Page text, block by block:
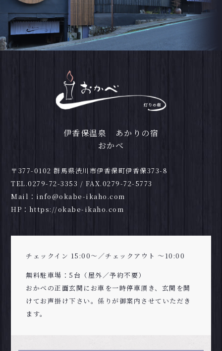
伊香保温泉 あかりの宿
おかべ
〒377-0102 群馬県渋川市伊香保町伊香保373-8
TEL.0279-72-3353 / FAX.0279-72-5773
Mail： info@okabe-ikaho.com
HP： https://okabe-ikaho.com
チェックイン 15:00～／チェックアウト ～10:00
無料駐車場：5台（屋外／予約不要）
おかべの正面玄関にお車を一時停車頂き、玄関を開
けてお声掛け下さい。係りが御案内させていただき
ます。